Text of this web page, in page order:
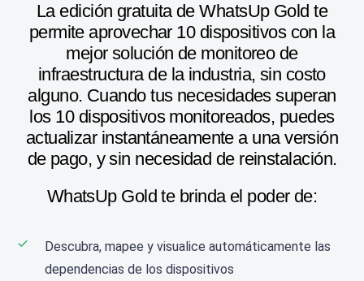
La edición gratuita de WhatsUp Gold te
permite aprovechar 10 dispositivos con la
mejor solución de monitoreo de
infraestructura de la industria, sin costo
alguno. Cuando tus necesidades superan
los 10 dispositivos monitoreados, puedes
actualizar instantáneamente a una versión
de pago, y sin necesidad de reinstalación.
WhatsUp Gold te brinda el poder de:
Descubra, mapee y visualice automáticamente las
dependencias de los dispositivos